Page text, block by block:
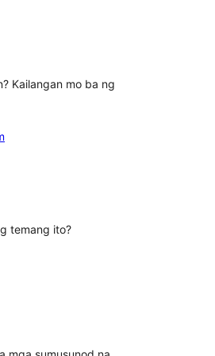
Kailangan mo ba ng
temang ito?